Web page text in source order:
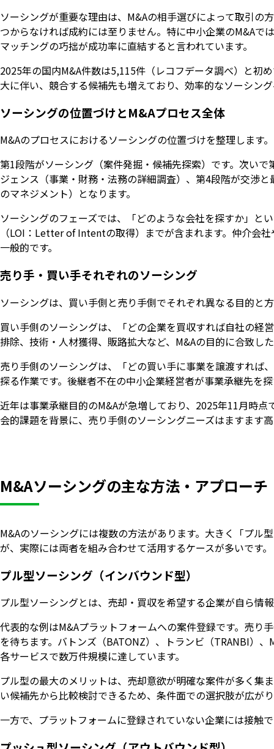
ソーシングが重要な理由は、M&Aの相手選びによって取引
つからなければ成約には至りません。特に中小企業のM&A
マッチングの巧拙が成功率に直結すると言われています。
2025年の国内M&A件数は5,115件（レコフデータ調べ）と初
大に伴い、競合する候補先も増えており、効率的なソーシン
ソーシングの位置づけとM&Aプロセス全体
M&Aのプロセスにおけるソーシングの位置づけを整理します
第1段階がソーシング（案件発掘・候補先探索）です。次い
ジェンス（事業・財務・法務の詳細調査）、第4段階が交渉
のマネジメント）となります。
ソーシングのフェーズでは、「どのような会社を探すか」と
（LOI：Letter of Intentの取得）までが含まれます。仲介会
一般的です。
売り手・買い手それぞれのソーシング
ソーシングは、買い手側と売り手側でそれぞれ異なる目的と
買い手側のソーシングは、「どの企業を買収すれば自社の経
排除、技術・人材獲得、販路拡大など、M&Aの目的に合致し
売り手側のソーシングは、「どの買い手に事業を譲渡すれば
探る作業です。後継者不在の中小企業経営者が事業承継先を
近年は事業承継目的のM&Aが急増しており、2025年11月時
会的課題を背景に、売り手側のソーシングニーズはますます
M&Aソーシングの主な方法・アプローチ
M&Aのソーシングには複数の方法があります。大きく「プ
が、実際には両者を組み合わせて活用するケースが多いです。
プル型ソーシング（インバウンド型）
プル型ソーシングとは、売却・買収を希望する企業が自ら情
代表的な例はM&Aプラットフォームへの案件登録です。売り
を待ちます。バトンズ（BATONZ）、トランビ（TRANBI）
各サービスで数万件規模に達しています。
プル型の最大のメリットは、売却意欲が明確な案件が多く集
い候補先から比較検討できるため、条件面での選択肢が広が
一方で、プラットフォームに登録されていない企業には接触